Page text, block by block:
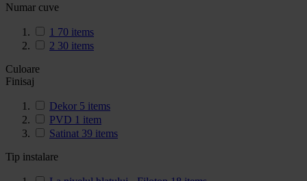
Numar cuve
1 70 items
2 30 items
Culoare
Finisaj
Dekor 5 items
PVD 1 item
Satinat 39 items
Tip instalare